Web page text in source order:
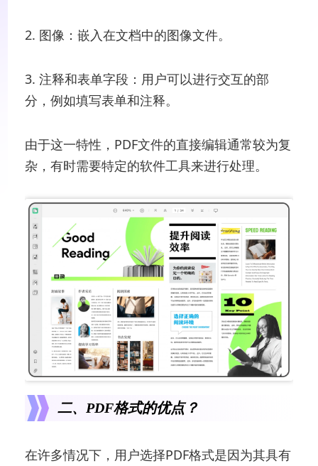
2. 图像：嵌入在文档中的图像文件。
3. 注释和表单字段：用户可以进行交互的部
分，例如填写表单和注释。
由于这一特性，PDF文件的直接编辑通常较为复
杂，有时需要特定的软件工具来进行处理。
二、PDF格式的优点？
在许多情况下，用户选择PDF格式是因为其具有